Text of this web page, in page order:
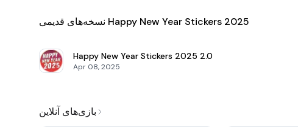
نسخه‌های قدیمی Happy New Year Stickers 2025
Happy New Year Stickers 2025 2.0
Apr 08, 2025
بازی‌های آنلاین